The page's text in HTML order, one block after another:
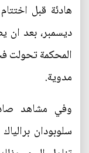
ديسمبر، بعد ان
المحكمة تحولت
مدوية.
وفي مشاهد
سلوبودان